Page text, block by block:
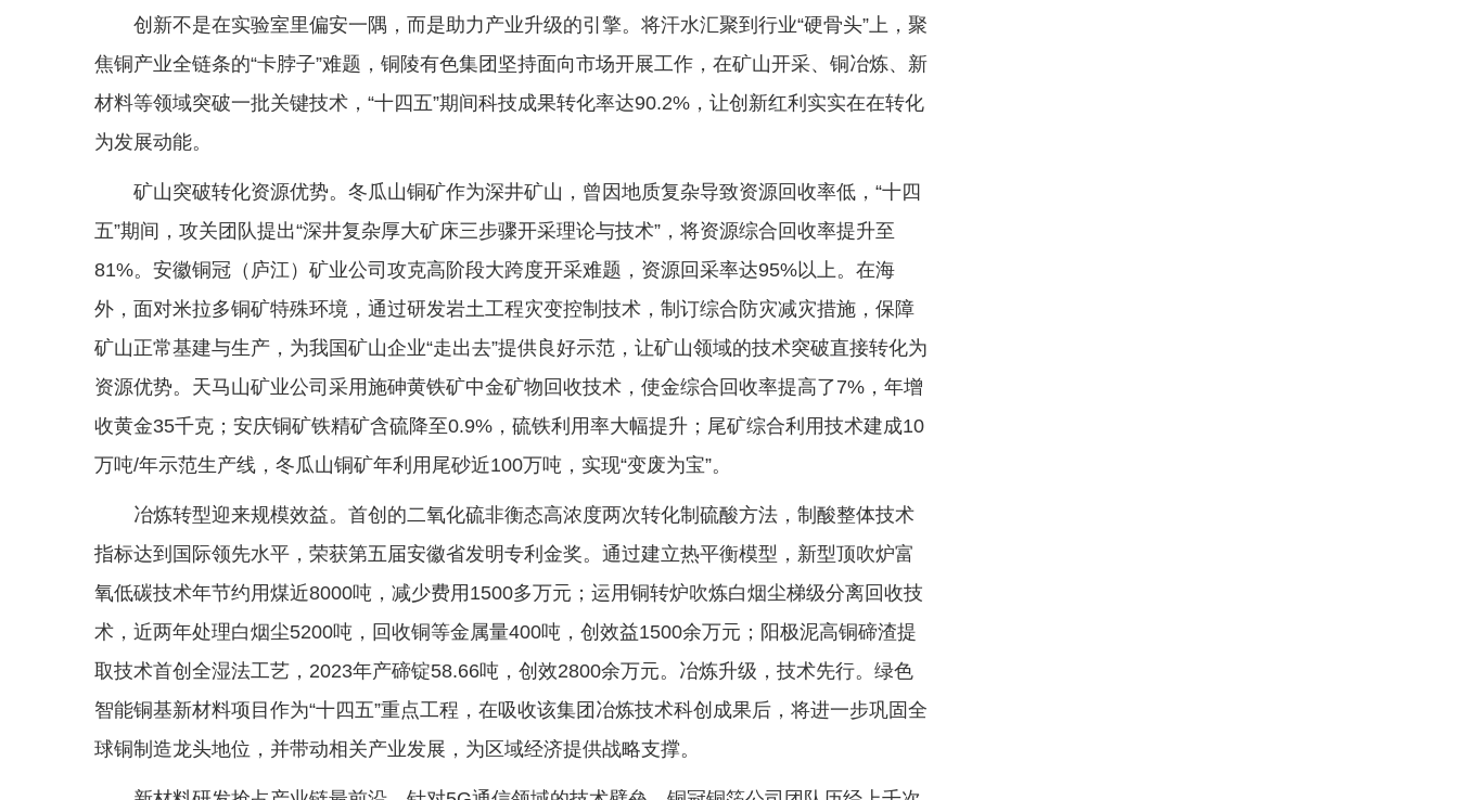
创新不是在实验室里偏安一隅，而是助力产业升级的引擎。将汗水汇聚到行业“硬骨头”上，聚
焦铜产业全链条的“卡脖子”难题，铜陵有色集团坚持面向市场开展工作，在矿山开采、铜冶炼、新
材料等领域突破一批关键技术，“十四五”期间科技成果转化率达90.2%，让创新红利实实在在转化
为发展动能。
矿山突破转化资源优势。冬瓜山铜矿作为深井矿山，曾因地质复杂导致资源回收率低，“十四
五”期间，攻关团队提出“深井复杂厚大矿床三步骤开采理论与技术”，将资源综合回收率提升至
81%。安徽铜冠（庐江）矿业公司攻克高阶段大跨度开采难题，资源回采率达95%以上。在海
外，面对米拉多铜矿特殊环境，通过研发岩土工程灾变控制技术，制订综合防灾减灾措施，保障
矿山正常基建与生产，为我国矿山企业“走出去”提供良好示范，让矿山领域的技术突破直接转化为
资源优势。天马山矿业公司采用施砷黄铁矿中金矿物回收技术，使金综合回收率提高了7%，年增
收黄金35千克；安庆铜矿铁精矿含硫降至0.9%，硫铁利用率大幅提升；尾矿综合利用技术建成10
万吨/年示范生产线，冬瓜山铜矿年利用尾砂近100万吨，实现“变废为宝”。
冶炼转型迎来规模效益。首创的二氧化硫非衡态高浓度两次转化制硫酸方法，制酸整体技术
指标达到国际领先水平，荣获第五届安徽省发明专利金奖。通过建立热平衡模型，新型顶吹炉富
氧低碳技术年节约用煤近8000吨，减少费用1500多万元；运用铜转炉吹炼白烟尘梯级分离回收技
术，近两年处理白烟尘5200吨，回收铜等金属量400吨，创效益1500余万元；阳极泥高铜碲渣提
取技术首创全湿法工艺，2023年产碲锭58.66吨，创效2800余万元。冶炼升级，技术先行。绿色
智能铜基新材料项目作为“十四五”重点工程，在吸收该集团冶炼技术科创成果后，将进一步巩固全
球铜制造龙头地位，并带动相关产业发展，为区域经济提供战略支撑。